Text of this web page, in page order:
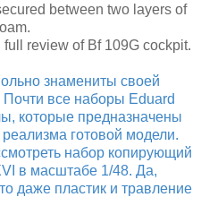
between two layers of
review of Bf 109G cockpit.
знамениты своей
Почти все наборы Eduard
которые предназначены
готовой модели.
набор копирующий
в масштабе 1/48. Да,
даже пластик и травление